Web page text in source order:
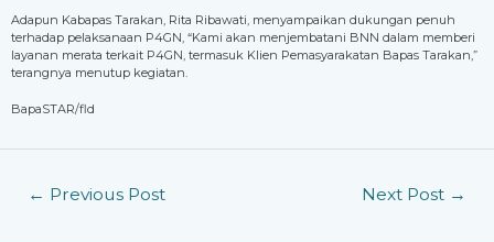
Adapun Kabapas Tarakan, Rita Ribawati, menyampaikan dukungan penuh
terhadap pelaksanaan P4GN, “Kami akan menjembatani BNN dalam memberi
layanan merata terkait P4GN, termasuk Klien Pemasyarakatan Bapas Tarakan,”
terangnya menutup kegiatan.
BapaSTAR/fld
← Previous Post Next Post →